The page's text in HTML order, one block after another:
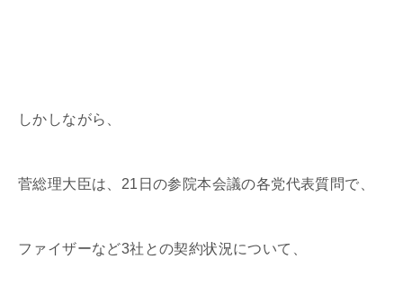
しかしながら、
菅総理大臣は、21日の参院本会議の各党代表質問で、
ファイザーなど3社との契約状況について、